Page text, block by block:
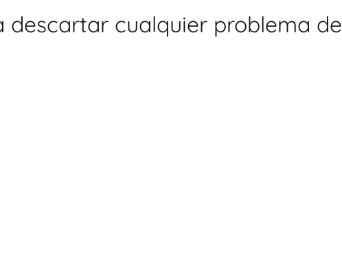
descartar cualquier problema de